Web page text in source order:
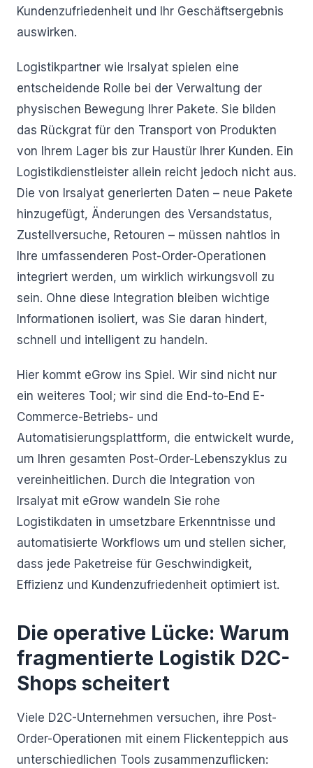
Kundenzufriedenheit und Ihr Geschäftsergebnis
auswirken.
Logistikpartner wie Irsalyat spielen eine
entscheidende Rolle bei der Verwaltung der
physischen Bewegung Ihrer Pakete. Sie bilden
das Rückgrat für den Transport von Produkten
von Ihrem Lager bis zur Haustür Ihrer Kunden. Ein
Logistikdienstleister allein reicht jedoch nicht aus.
Die von Irsalyat generierten Daten – neue Pakete
hinzugefügt, Änderungen des Versandstatus,
Zustellversuche, Retouren – müssen nahtlos in
Ihre umfassenderen Post-Order-Operationen
integriert werden, um wirklich wirkungsvoll zu
sein. Ohne diese Integration bleiben wichtige
Informationen isoliert, was Sie daran hindert,
schnell und intelligent zu handeln.
Hier kommt eGrow ins Spiel. Wir sind nicht nur
ein weiteres Tool; wir sind die End-to-End E-
Commerce-Betriebs- und
Automatisierungsplattform, die entwickelt wurde,
um Ihren gesamten Post-Order-Lebenszyklus zu
vereinheitlichen. Durch die Integration von
Irsalyat mit eGrow wandeln Sie rohe
Logistikdaten in umsetzbare Erkenntnisse und
automatisierte Workflows um und stellen sicher,
dass jede Paketreise für Geschwindigkeit,
Effizienz und Kundenzufriedenheit optimiert ist.
Die operative Lücke: Warum
fragmentierte Logistik D2C-
Shops scheitert
Viele D2C-Unternehmen versuchen, ihre Post-
Order-Operationen mit einem Flickenteppich aus
unterschiedlichen Tools zusammenzuflicken: